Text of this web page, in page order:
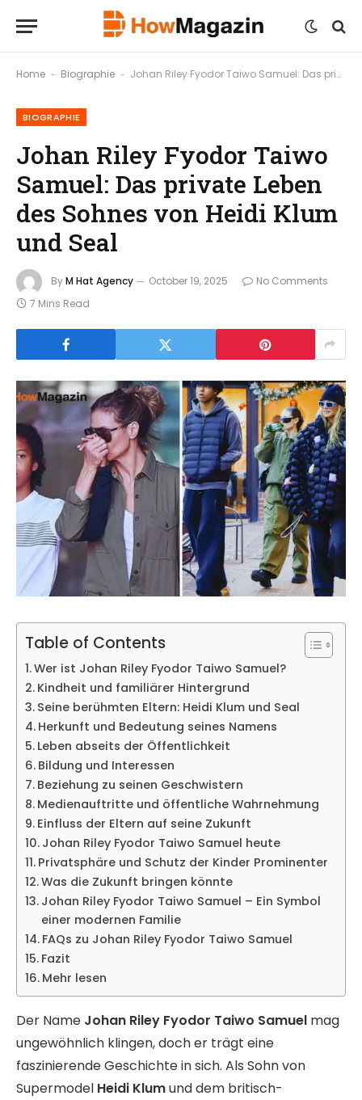
Home - Biographie - Johan Riley Fyodor Taiwo Samuel: Das private Leben des Sohnes von Heidi Klum und Seal
BIOGRAPHIE
Johan Riley Fyodor Taiwo
Samuel: Das private Leben
des Sohnes von Heidi Klum
und Seal
ByM Hat Agency October 19, 2025
No Comments
7 Mins Read
Table of Contents
Wer ist Johan Riley Fyodor Taiwo Samuel?
Kindheit und familiärer Hintergrund
Seine berühmten Eltern: Heidi Klum und Seal
Herkunft und Bedeutung seines Namens
Leben abseits der Öffentlichkeit
Bildung und Interessen
Beziehung zu seinen Geschwistern
Medienauftritte und öffentliche Wahrnehmung
Einfluss der Eltern auf seine Zukunft
Johan Riley Fyodor Taiwo Samuel heute
Privatsphäre und Schutz der Kinder Prominenter
Was die Zukunft bringen könnte
Johan Riley Fyodor Taiwo Samuel – Ein Symbol
einer modernen Familie
FAQs zu Johan Riley Fyodor Taiwo Samuel
Fazit
Mehr lesen
Der Name Johan Riley Fyodor Taiwo Samuel mag
ungewöhnlich klingen, doch er trägt eine
faszinierende Geschichte in sich. Als Sohn von
Supermodel Heidi Klumund dem britisch-